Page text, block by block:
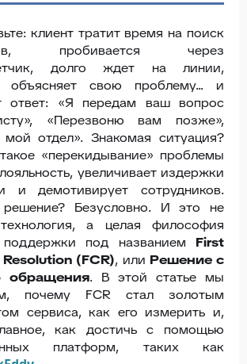
клиент тратит время на поиск
пробивается через
долго ждет на линии,
объясняет свою проблему... и
ответ: «Я передам ваш вопрос
«Перезвоню вам позже»,
отдел». Знакомая ситуация?
«перекидывание» проблемы
увеличивает издержки
и демотивирует сотрудников.
Безусловно. И это не
а целая философия
под названием First
(FCR), или Решение с
обращения. В этой статье мы
почему FCR стал золотым
сервиса, как его измерить и,
как достичь с помощью
платформ, таких как